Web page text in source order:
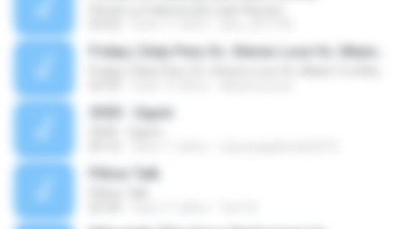
3030 - Ogum
Pillow Talk